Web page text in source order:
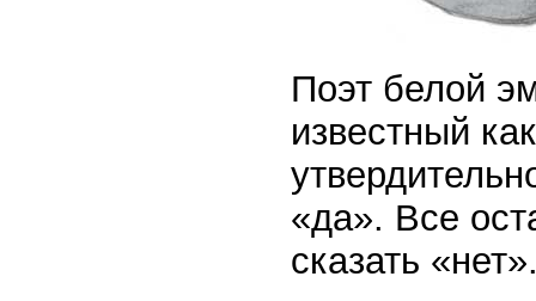
Поэт белой
известный
«да». Все
сказать